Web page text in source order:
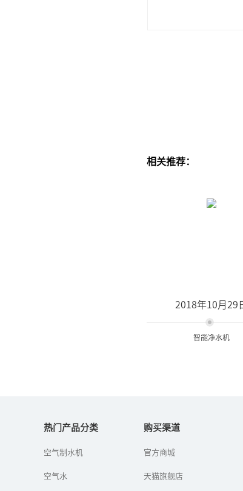
相关推荐：
2018年10月29
智能净水机
排放，并采用先进的
温度及湿度，PM2.5
热门产品分类
空气制水机
空气水
购买渠道
官方商城
天猫旗舰店